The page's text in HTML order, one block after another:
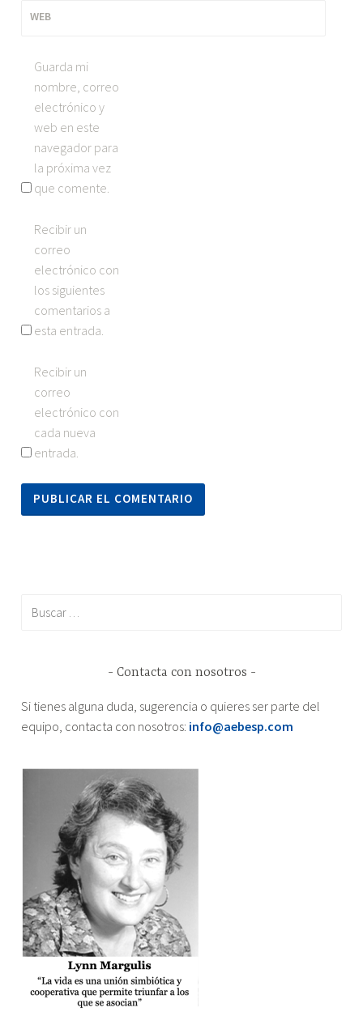
WEB
Guarda mi
nombre, correo
electrónico y
web en este
navegador para
la próxima vez
que comente.
Recibir un
correo
electrónico con
los siguientes
comentarios a
esta entrada.
Recibir un
correo
electrónico con
cada nueva
entrada.
Contacta con nosotros
Si tienes alguna duda, sugerencia o quieres ser parte del
equipo, contacta con nosotros: info@aebesp.com